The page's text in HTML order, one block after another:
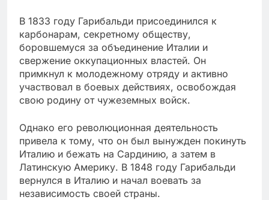
В 1833 году Гарибальди присоединился к
карбонарам, секретному обществу,
боровшемуся за объединение Италии и
свержение оккупационных властей. Он
примкнул к молодежному отряду и активно
участвовал в боевых действиях, освобождая
свою родину от чужеземных войск.
Однако его революционная деятельность
привела к тому, что он был вынужден покинуть
Италию и бежать на Сардинию, а затем в
Латинскую Америку. В 1848 году Гарибальди
вернулся в Италию и начал воевать за
независимость своей страны.